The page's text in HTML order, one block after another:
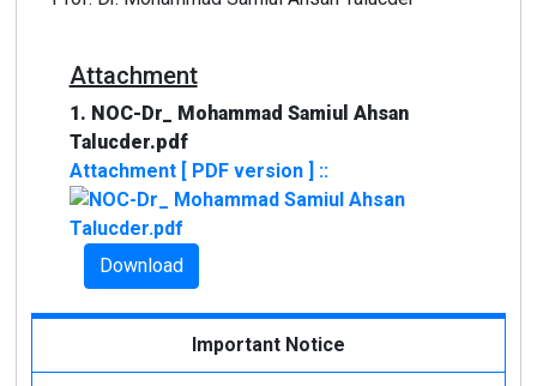
Attachment
1. NOC-Dr_ Mohammad Samiul Ahsan
Talucder.pdf
Attachment [ PDF version ] ::
Download
Important Notice